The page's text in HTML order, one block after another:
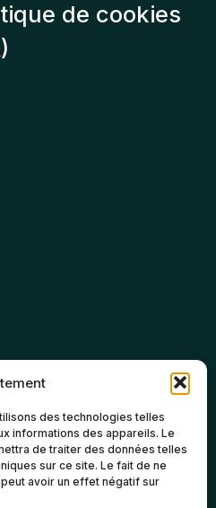
des technologies telles
informations des appareils. Le
de traiter des données telles
sur ce site. Le fait de ne
avoir un effet négatif sur
de cookies